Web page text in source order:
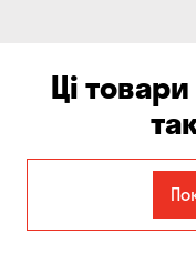
Ці
Єлизаветівка
Авангард